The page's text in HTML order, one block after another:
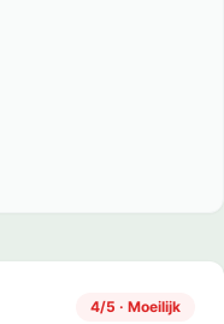
4/5 · Moeilijk